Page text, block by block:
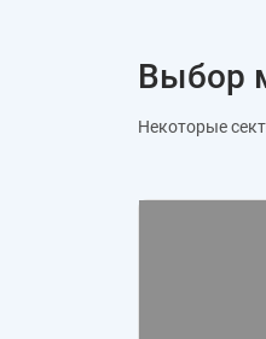
Выбор
Некоторые